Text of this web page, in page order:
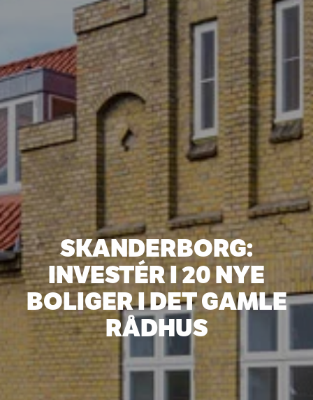
SKANDERBORG:
INVESTÉR I 20 NYE
BOLIGER I DET GAMLE
RÅDHUS